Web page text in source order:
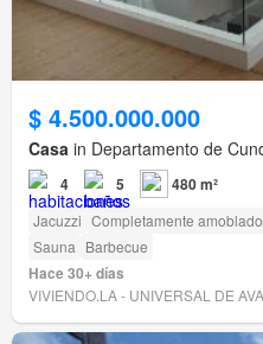
$ 4.500.000.000
Casa in Departamento de
4 5 480 m²
Jacuzzi Completamente amoblado
Sauna Barbecue
Hace 30+ días
VIVIENDO.LA - UNIVERSAL DE